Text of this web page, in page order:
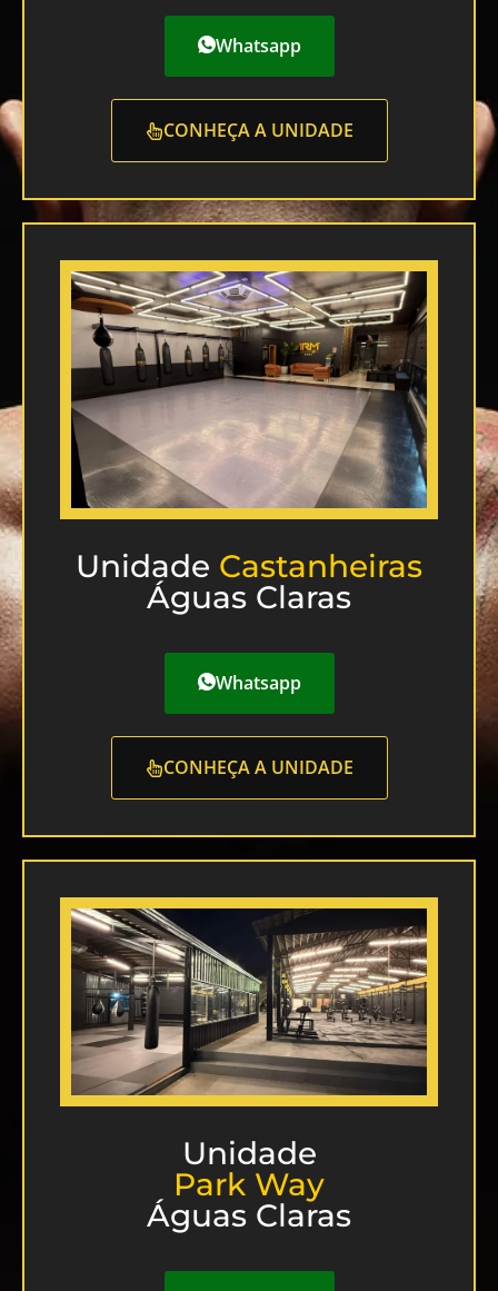
Whatsapp
CONHEÇA A UNIDADE
Unidade Castanheiras
Águas Claras
Whatsapp
CONHEÇA A UNIDADE
Unidade
Park Way
Águas Claras